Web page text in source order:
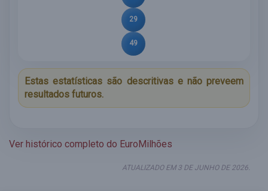
29
49
Estas estatísticas são descritivas e não preveem
resultados futuros.
Ver histórico completo do EuroMilhões
ATUALIZADO EM 3 DE JUNHO DE 2026.